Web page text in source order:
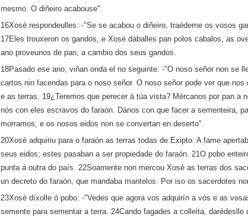
mesmo. O diñeiro acabouse".
16Xosé respondeulles: ‑"Se se acabou o diñeiro, traédeme os vosos
17Eles trouxeron os gandos, e Xosé dáballes pan polos cabalos, as
ano proveunos de pan, a cambio dos seus gandos.
18Pasado ese ano, viñan onda el no seguinte: ‑"O noso señor non se
cartos nin facendas para o noso señor. O noso señor pode ver que
e as terras. 19¿Teremos que perecer á túa vista? Mércanos por pan a
nós con eles escravos do faraón. Dános con que facer a sementeira,
morramos, e os nosos eidos non se convertan en deserto".
20Xosé adquiriu para o faraón as terras todas de Exipto. A fame
seus eidos; estes pasaban a ser propiedade do faraón. 21O pobo
punta á outra do país. 22Soamente non mercou Xosé as terras dos
un decreto do faraón, que mandaba mantelos. Por iso os sacerdotes
23Xosé díxolle ó pobo: ‑"Vedes que agora vos adquirín a vós e as
semente para sementar a terra. 24Cando fagades a colleita, darédeslle